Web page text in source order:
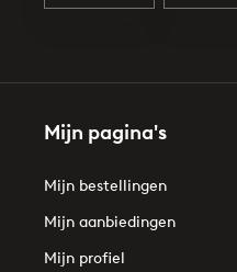
Mijn pagina's
Mijn bestellingen
Mijn aanbiedingen
Mijn profiel